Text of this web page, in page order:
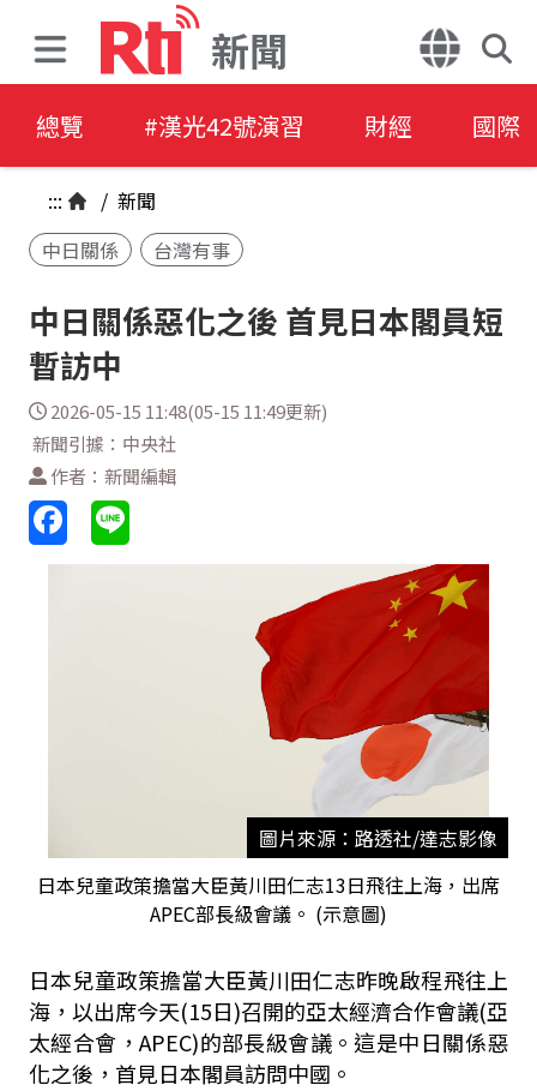
新聞
總覽 #漢光42號演習 財經 國際
::: / 新聞
中日關係
台灣有事
中日關係惡化之後 首見日本閣員短
暫訪中
2026-05-15 11:48(05-15 11:49更新)
新聞引據：中央社
作者：新聞編輯
圖片來源：路透社/達志影像
日本兒童政策擔當大臣黃川田仁志13日飛往上海，出席
APEC部長級會議。 (示意圖)
日本兒童政策擔當大臣黃川田仁志昨晚啟程飛往上
海，以出席今天(15日)召開的亞太經濟合作會議(亞
太經合會，APEC)的部長級會議。這是中日關係惡
化之後，首見日本閣員訪問中國。